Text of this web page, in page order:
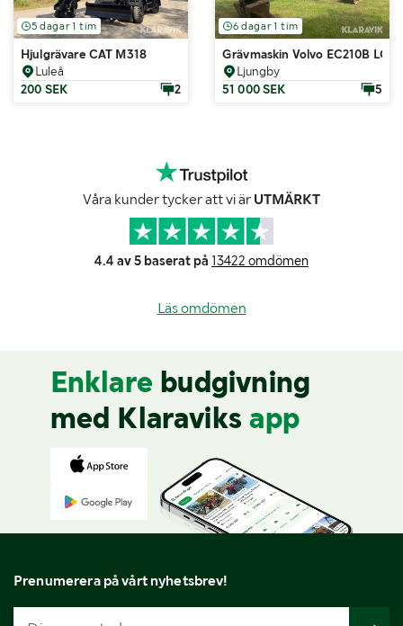
5 dagar 1 tim
Hjulgrävare CAT M318
Luleå
200 SEK
2
6 dagar 1 tim
Grävmaskin Volvo EC210B LC
Ljungby
51 000 SEK
5
Våra kunder tycker att vi är UTMÄRKT
4.4 av 5 baserat på 13422 omdömen
Läs omdömen
Enklare budgivning
med Klaraviks app
Prenumerera på vårt nyhetsbrev!